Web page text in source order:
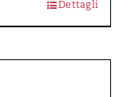
Dettagli